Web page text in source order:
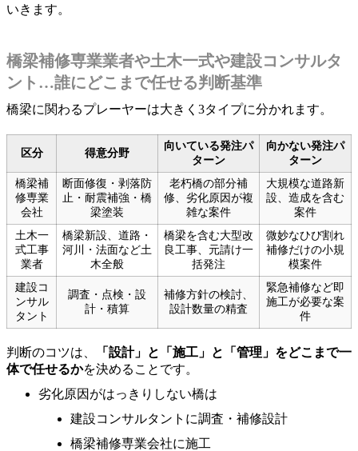
いきます。
橋梁補修専業業者や土木一式や建設コンサルタ
ント…誰にどこまで任せる判断基準
橋梁に関わるプレーヤーは大きく3タイプに分かれます。
区分 得意分野
向いている発注パ
ターン
向かない発注パ
ターン
橋梁補
修専業
会社
断面修復・剥落防
止・耐震補強・橋
梁塗装
老朽橋の部分補
修、劣化原因が複
雑な案件
大規模な道路新
設、造成を含む
案件
土木一
式工事
業者
橋梁新設、道路・
河川・法面など土
木全般
橋梁を含む大型改
良工事、元請け一
括発注
微妙なひび割れ
補修だけの小規
模案件
建設コ
ンサル
タント
調査・点検・設
計・積算
補修方針の検討、
設計数量の精査
緊急補修など即
施工が必要な案
件
判断のコツは、
「設計」と「施工」と「管理」をどこまで一
体で任せるかを決めることです。
劣化原因がはっきりしない橋は
建設コンサルタントに調査・補修設計
橋梁補修専業会社に施工